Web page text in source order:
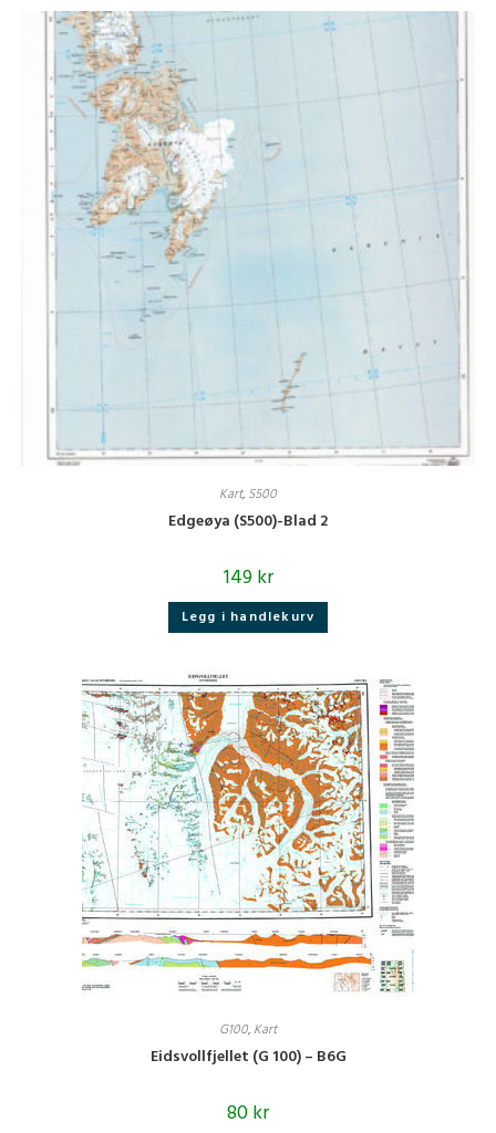
Kart, S500
Edgeøya (S500)-Blad 2
149kr
Legg i handlekurv
G100, Kart
Eidsvollfjellet (G 100) – B6G
80kr